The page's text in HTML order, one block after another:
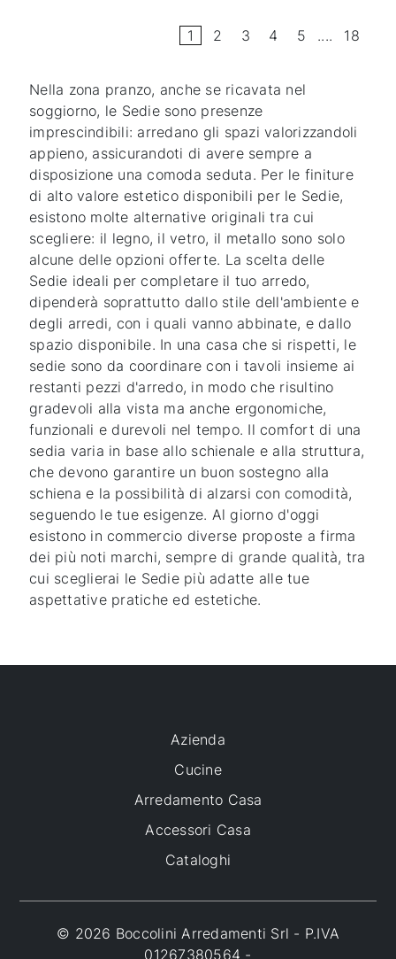
1 2 3 4 5 .... 18
Nella zona pranzo, anche se ricavata nel
soggiorno, le Sedie sono presenze
imprescindibili: arredano gli spazi valorizzandoli
appieno, assicurandoti di avere sempre a
disposizione una comoda seduta. Per le finiture
di alto valore estetico disponibili per le Sedie,
esistono molte alternative originali tra cui
scegliere: il legno, il vetro, il metallo sono solo
alcune delle opzioni offerte. La scelta delle
Sedie ideali per completare il tuo arredo,
dipenderà soprattutto dallo stile dell'ambiente e
degli arredi, con i quali vanno abbinate, e dallo
spazio disponibile. In una casa che si rispetti, le
sedie sono da coordinare con i tavoli insieme ai
restanti pezzi d'arredo, in modo che risultino
gradevoli alla vista ma anche ergonomiche,
funzionali e durevoli nel tempo. Il comfort di una
sedia varia in base allo schienale e alla struttura,
che devono garantire un buon sostegno alla
schiena e la possibilità di alzarsi con comodità,
seguendo le tue esigenze. Al giorno d'oggi
esistono in commercio diverse proposte a firma
dei più noti marchi, sempre di grande qualità, tra
cui sceglierai le Sedie più adatte alle tue
aspettative pratiche ed estetiche.
Azienda
Cucine
Arredamento Casa
Accessori Casa
Cataloghi
© 2026 Boccolini Arredamenti Srl - P.IVA
01267380564 -